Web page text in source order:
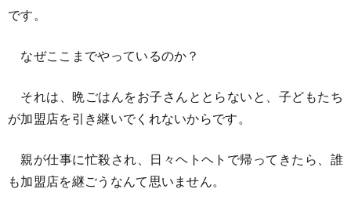
です。
なぜここまでやっているのか？
それは、晩ごはんをお子さんととらないと、子どもたち
が加盟店を引き継いでくれないからです。
親が仕事に忙殺され、日々ヘトヘトで帰ってきたら、誰
も加盟店を継ごうなんて思いません。